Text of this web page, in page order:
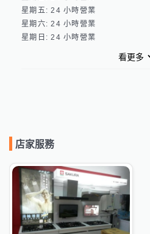
星期五: 24 小時營業
星期六: 24 小時營業
看更多
店家服務